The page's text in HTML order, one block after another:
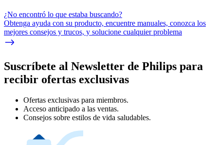
¿No encontró lo que estaba buscando?
Obtenga ayuda con su producto, encuentre manuales, conozca los
mejores consejos y trucos, y solucione cualquier problema
Suscríbete al Newsletter de Philips para
recibir ofertas exclusivas
Ofertas exclusivas para miembros.
Acceso anticipado a las ventas.
Consejos sobre estilos de vida saludables.